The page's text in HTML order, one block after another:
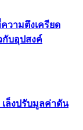
วามตึงเครียด
กับอุปสงค์
เล็งปรับมูลค่าดัน